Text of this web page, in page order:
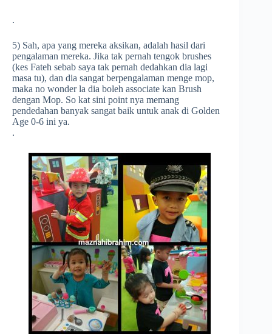
.
5) Sah, apa yang mereka aksikan, adalah hasil dari
pengalaman mereka. Jika tak pernah tengok brushes
(kes Fateh sebab saya tak pernah dedahkan dia lagi
masa tu), dan dia sangat berpengalaman menge mop,
maka no wonder la dia boleh associate kan Brush
dengan Mop. So kat sini point nya memang
pendedahan banyak sangat baik untuk anak di Golden
Age 0-6 ini ya.
.